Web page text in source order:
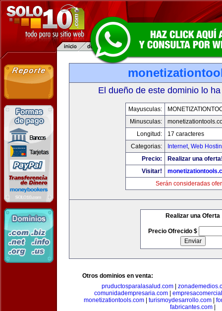
El dueño de este dominio lo
Mayusculas:
Minusculas:
Longitud:
17 caracteres
Categorias:
Internet, Web
Precio:
Realizar una
Visitar!
Serán consideradas
Realizar una Oferta
Precio Ofrecido $
Otros dominios en venta:
pruductosparalasalud.com|
comunidadempresaria.com
monetizationtools.com| turismoydesarrollo.com|
fabricantes.com